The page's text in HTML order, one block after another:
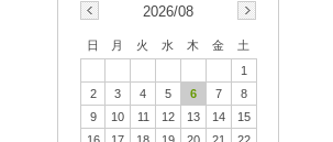
2026/08
日 月 火 水 木 金
土
1
2
3 4 5 6 7
8
9
10 11 12 13 14
15